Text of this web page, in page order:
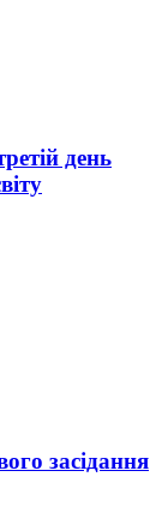
день
засідання